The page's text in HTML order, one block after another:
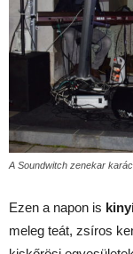
A Soundwitch zenekar
Ezen a napon is
meleg teát, zsíros